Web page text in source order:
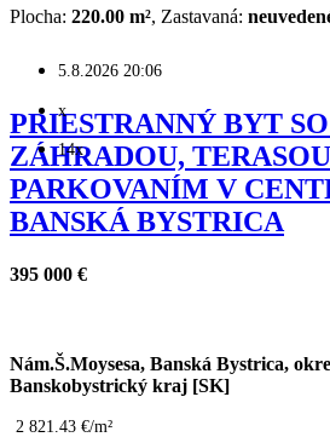
Plocha: 220.00 m², Zastavaná:
5.8.2026 20:06
x
14x
PRIESTRANNÝ BYT
ZÁHRADOU,
PARKOVANÍM V
BANSKÁ BYSTRICA
395 000 €
Nám.Š.Moysesa, Banská Bystrica,
Banskobystrický kraj [SK]
2 821.43 €/m²